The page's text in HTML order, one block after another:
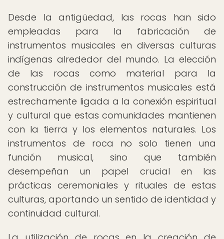
Desde la antigüedad, las rocas han sido
empleadas para la fabricación de
instrumentos musicales en diversas culturas
indígenas alrededor del mundo. La elección
de las rocas como material para la
construcción de instrumentos musicales está
estrechamente ligada a la conexión espiritual
y cultural que estas comunidades mantienen
con la tierra y los elementos naturales. Los
instrumentos de roca no solo tienen una
función musical, sino que también
desempeñan un papel crucial en las
prácticas ceremoniales y rituales de estas
culturas, aportando un sentido de identidad y
continuidad cultural.